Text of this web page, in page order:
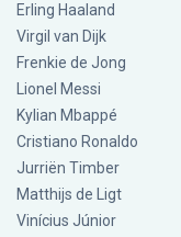
Erling Haaland
Virgil van Dijk
Frenkie de Jong
Lionel Messi
Kylian Mbappé
Cristiano Ronaldo
Jurriën Timber
Matthijs de Ligt
Vinícius Júnior